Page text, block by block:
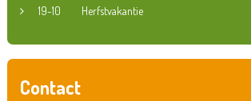
19-10 Herfstvakantie
Contact